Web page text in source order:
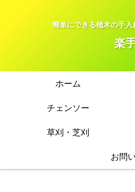
簡単にできる植木の手
楽
ホーム
チェンソー
草刈・芝刈
お問